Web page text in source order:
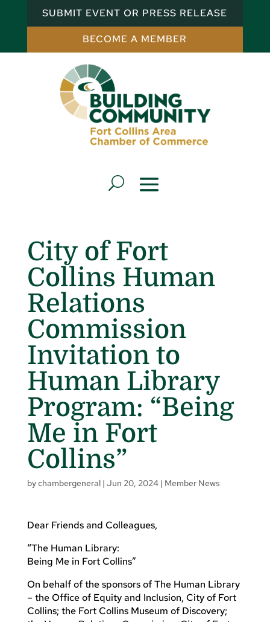
SUBMIT EVENT OR PRESS RELEASE
BECOME A MEMBER
City of Fort
Collins Human
Relations
Commission
Invitation to
Human Library
Program: “Being
Me in Fort
Collins”
bychambergeneral| Jun 20, 2024| Member News
Dear Friends and Colleagues,
“The Human Library:
Being Me in Fort Collins”
On behalf of the sponsors of The Human Library
– the Office of Equity and Inclusion, City of Fort
Collins; the Fort Collins Museum of Discovery;